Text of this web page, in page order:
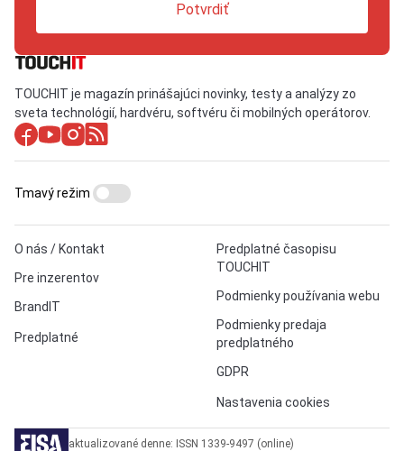
Potvrdiť
TOUCHIT je magazín prinášajúci novinky, testy a analýzy zo
sveta technológií, hardvéru, softvéru či mobilných operátorov.
O nás / Kontakt
Pre inzerentov
BrandIT
Predplatné
Predplatné časopisu
TOUCHIT
Podmienky používania webu
Podmienky predaja
predplatného
GDPR
Nastavenia cookies
Tmavý režim
aktualizované denne: ISSN 1339-9497 (online)